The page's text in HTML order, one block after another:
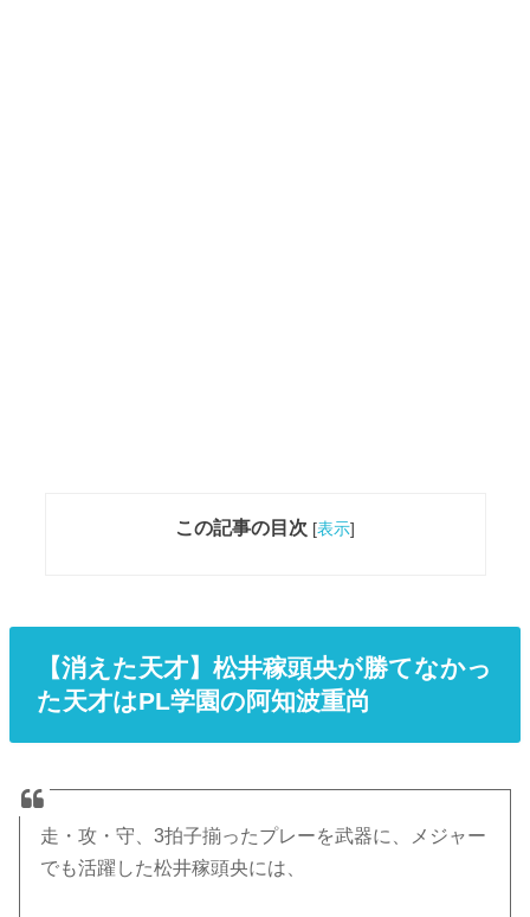
この記事の目次 [表示]
【消えた天才】松井稼頭央が勝てなかっ
た天才はPL学園の阿知波重尚
走・攻・守、3拍子揃ったプレーを武器に、メジャー
でも活躍した松井稼頭央には、